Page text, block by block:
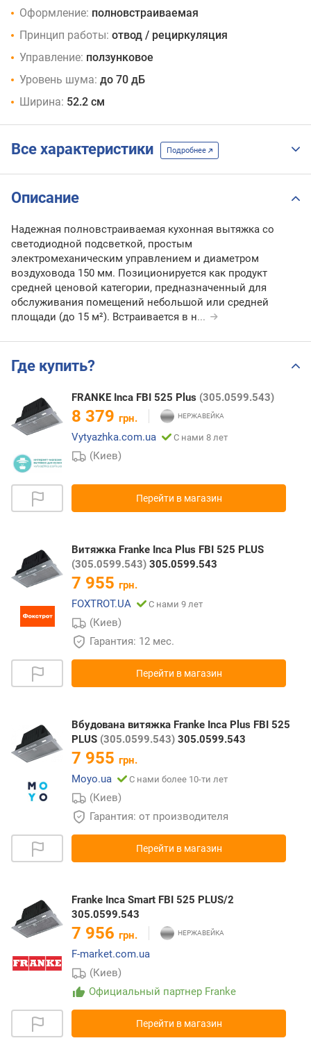
Оформление: полновстраиваемая
Принцип работы: отвод / рециркуляция
Управление: ползунковое
Уровень шума: до 70 дБ
Ширина: 52.2 см
Все характеристики Подробнее
Описание
Надежная полновстраиваемая кухонная вытяжка со
светодиодной подсветкой, простым
электромеханическим управлением и диаметром
воздуховода 150 мм. Позиционируется как продукт
средней ценовой категории, предназначенный для
обслуживания помещений небольшой или средней
площади (до 15 м²). Встраивается в н...
Где купить?
FRANKE Inca FBI 525 Plus (305.0599.543)
8 379 грн.
Vytyazhka.com.ua
С нами 8 лет
(Киев)
Перейти в магазин
Витяжка Franke Inca Plus FBI 525 PLUS
(305.0599.543) 305.0599.543
7 955 грн.
FOXTROT.UA
С нами 9 лет
(Киев)
Гарантия: 12 мес.
Перейти в магазин
Вбудована витяжка Franke Inca Plus FBI 525
PLUS (305.0599.543) 305.0599.543
7 955 грн.
Moyo.ua
С нами более 10-ти лет
(Киев)
Гарантия: от производителя
Перейти в магазин
Franke Inca Smart FBI 525 PLUS/2
305.0599.543
7 956 грн.
F-market.com.ua
(Киев)
Официальный партнер Franke
Перейти в магазин